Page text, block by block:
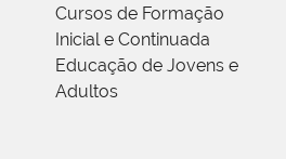
Cursos de Formação
Inicial e Continuada
Educação de Jovens e
Adultos